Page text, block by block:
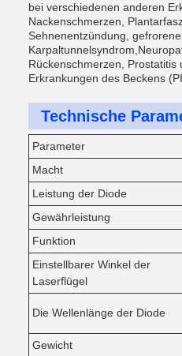
bei verschiedenen anderen
Nackenschmerzen,
Sehnenentzündung, gefrorene
Rückenschmerzen, Prostatitis
Erkrankungen des Beckens
Technische
Parameter
Macht
Leistung der Diode
Gewährleistung
Funktion
Einstellbarer Winkel der
Laserflügel
Die Wellenlänge der Diode
Gewicht